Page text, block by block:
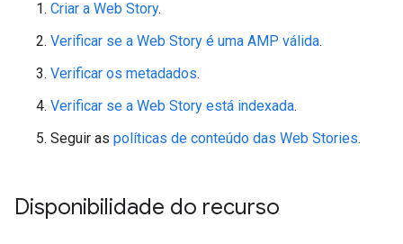
Criar a Web Story.
Verificar se a Web Story é uma AMP válida.
Verificar os metadados.
Verificar se a Web Story está indexada.
Seguir as políticas de conteúdo das Web Stories.
Disponibilidade do recurso